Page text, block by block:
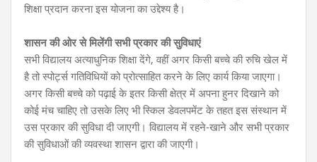
शिक्षा प्रदान करना इस योजना का उद्देश्य है।
शासन की ओर से मिलेंगी सभी प्रकार की सुविधाएं
सभी विद्यालय अत्याधुनिक शिक्षा देंगे, वहीं अगर किसी बच्चे की रुचि खेल में
है तो स्पोर्ट्स गतिविधियों को प्रोत्साहित करने के लिए कार्य किया जाएगा।
अगर किसी बच्चे को पढ़ाई के इतर किसी क्षेत्र में अपना हुनर दिखाने को
कोई मंच चाहिए तो उसके लिए भी स्किल डेवलपमेंट के तहत इस संस्थान में
उस प्रकार की सुविधा दी जाएगी। विद्यालय में रहने-खाने और सभी प्रकार
की सुविधाओं की व्यवस्था शासन द्वारा की जाएगी।